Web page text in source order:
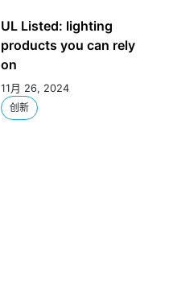
UL Listed: lighting
products you can rely
on
11月 26, 2024
创新